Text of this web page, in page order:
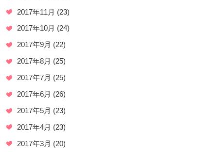
2017年11月 (23)
2017年10月 (24)
2017年9月 (22)
2017年8月 (25)
2017年7月 (25)
2017年6月 (26)
2017年5月 (23)
2017年4月 (23)
2017年3月 (20)